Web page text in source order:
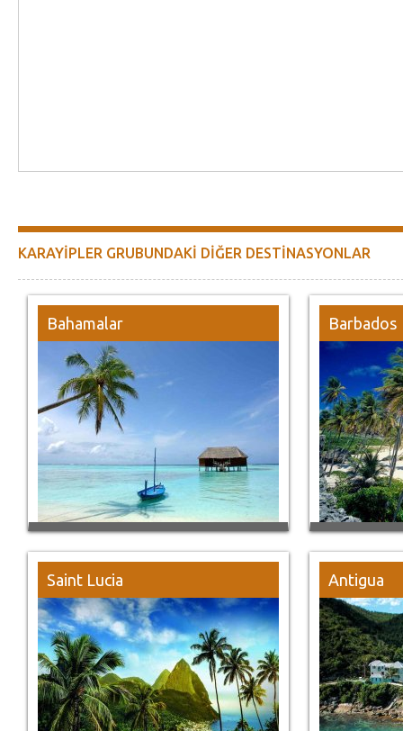
KARAYİPLER GRUBUNDAKİ DİĞER DESTİNASYONLAR
Bahamalar Barbados
Saint Lucia Antigua